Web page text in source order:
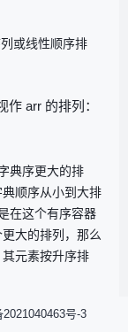
或线性顺序排
作 arr 的排列：
典序更大的排
顺序从小到大排
在这个有序容器
大的排列，那么
元素按升序排
。 号-3